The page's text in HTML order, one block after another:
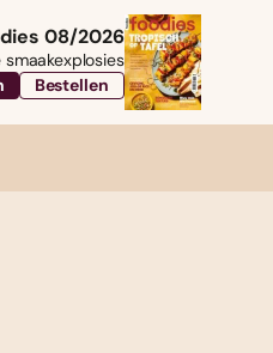
08/2026
smaakexplosies
Bestellen